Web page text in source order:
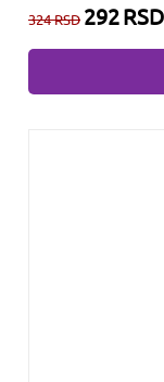
324RSD 292RSD